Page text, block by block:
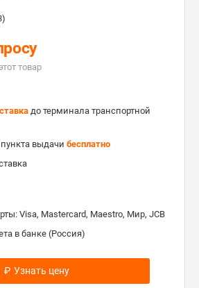
товар
до терминала транспортной
выдачи бесплатно
Visa, Mastercard, Maestro, Мир, JCB
в банке (Россия)
₽ Узнать цену